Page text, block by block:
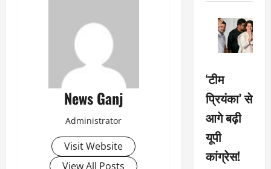
News Ganj
Administrator
Visit Website
View All Posts
‘टीम
प्रियंका’ से
आगे बढ़ी
यूपी
कांग्रेस!